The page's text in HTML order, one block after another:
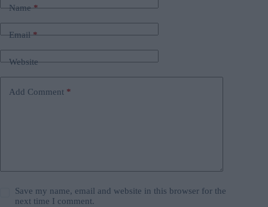
Name*
Email*
Website
Add Comment *
Save my name, email and website in this browser for the
next time I comment.